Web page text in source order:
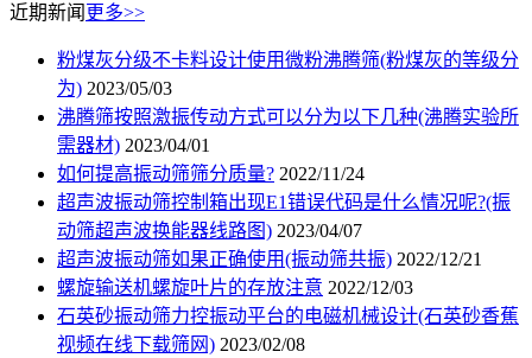
近期新闻 更多>>
粉煤灰分级不卡料设计使用微粉沸腾筛(粉煤灰的等级分
为) 2023/05/03
沸腾筛按照激振传动方式可以分为以下几种(沸腾实验所
需器材) 2023/04/01
如何提高振动筛筛分质量? 2022/11/24
超声波振动筛控制箱出现E1错误代码是什么情况呢?(振
动筛超声波换能器线路图) 2023/04/07
超声波振动筛如果正确使用(振动筛共振) 2022/12/21
螺旋输送机螺旋叶片的存放注意 2022/12/03
石英砂振动筛力控振动平台的电磁机械设计(石英砂香蕉
视频在线下载筛网) 2023/02/08